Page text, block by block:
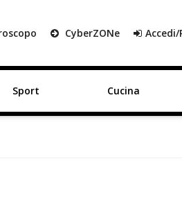
CyberZONe
Sport Cucina